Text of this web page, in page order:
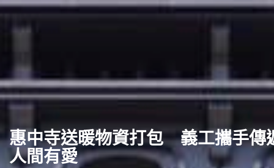
惠中寺送暖物資打包 義工攜手傳
人間有愛